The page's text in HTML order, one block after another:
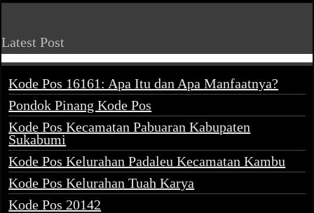
Latest Post
Kode Pos 16161: Apa Itu dan Apa Manfaatnya?
Pondok Pinang Kode Pos
Kode Pos Kecamatan Pabuaran Kabupaten
Sukabumi
Kode Pos Kelurahan Padaleu Kecamatan Kambu
Kode Pos Kelurahan Tuah Karya
Kode Pos 20142